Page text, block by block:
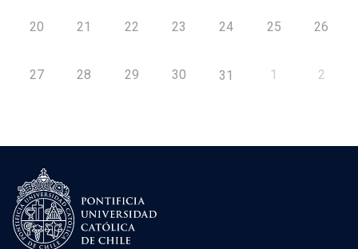
20 21 22 23 24 25 26
27 28 29 30 31 1 2